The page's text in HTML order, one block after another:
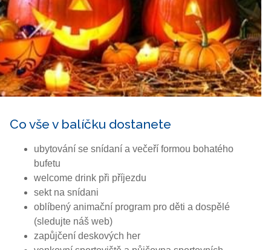
Co vše v balíčku dostanete
ubytování se snídaní a večeří formou bohatého
bufetu
welcome drink při příjezdu
sekt na snídani
oblíbený animační program pro děti a dospělé
(sledujte náš web)
zapůjčení deskových her